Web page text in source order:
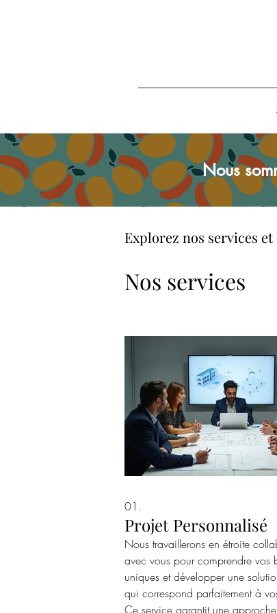
Nous
Explorez nos services
Nos services
01.
Projet Personnalisé
Nous travaillerons en étroite
avec vous pour comprendre vos
uniques et développer une
qui correspond parfaitement à
Ce service garantit une approche